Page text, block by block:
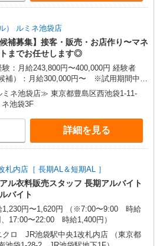
） ルミネ池袋店
候補募集】接客・販売・お店作り〜マネ
までお任せします◎
験：月給243,800円〜400,000円 経験者
候補）：月給300,000円〜 ※試用期間中は
円〜 ★固定残業手当：30,800円（月給に
時間、超過時は追加で残業手当支給 ※月
で交通費支給 ※試用期間（2〜3ヶ月）も
住宅手当（実家外かつ賃貸の場合のみ別
はエリアにより異なります。詳細は面接
ねください。
ネ池袋店≫ 東京都豊島区西池袋1-11-
池袋3F
詳細を見る
内店［ 長期AL＆短期AL ］
ル衣料販売スタッフ 長期アルバイト
バイト
1,230円〜1,620円 （※7:00〜9:00 時給
、17:00〜22:00 時給1,400円）
クロ JR池袋駅中央1改札内店 （東京都